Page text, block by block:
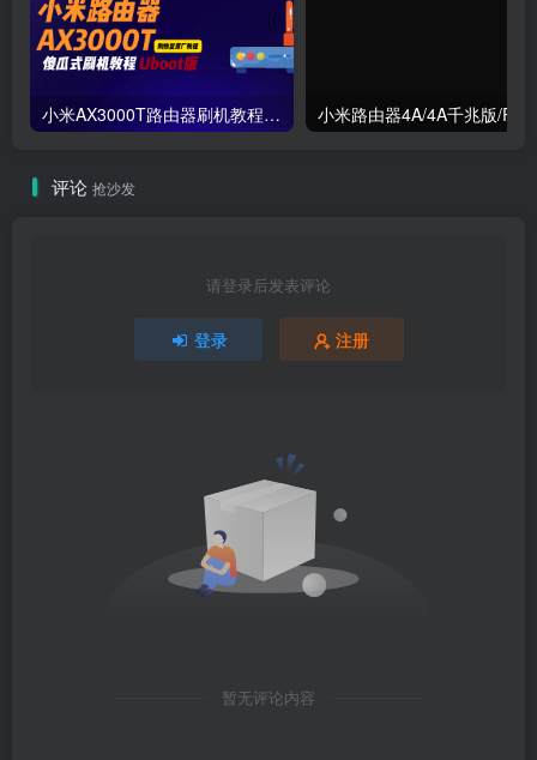
小米AX3000T路由器刷机教程傻瓜式uboot版支持v1v2+恢复原厂系统教程RD03 RD23
评论 抢沙发
请登录后发表评论
登录 注册
暂无评论内容